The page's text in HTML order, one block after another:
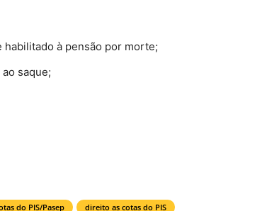
à pensão por morte;
saque;
do PIS/Pasep direito as cotas do PIS